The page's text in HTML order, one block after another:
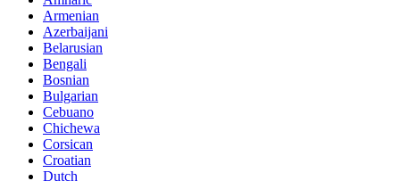
Armenian
Azerbaijani
Belarusian
Bengali
Bosnian
Bulgarian
Cebuano
Chichewa
Corsican
Croatian
Dutch